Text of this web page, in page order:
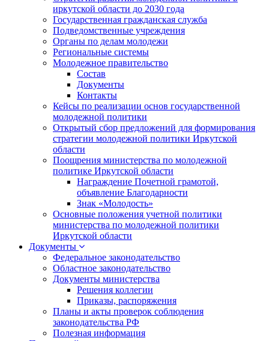
иркутской области до 2030 года
Государственная гражданская служба
Подведомственные учреждения
Органы по делам молодежи
Региональные системы
Молодежное правительство
Состав
Документы
Контакты
Кейсы по реализации основ государственной
молодежной политики
Открытый сбор предложений для формирования
стратегии молодежной политики Иркутской
области
Поощрения министерства по молодежной
политике Иркутской области
Награждение Почетной грамотой,
объявление Благодарности
Знак «Молодость»
Основные положения учетной политики
министерства по молодежной политики
Иркутской области
Документы
Федеральное законодательство
Областное законодательство
Документы министерства
Решения коллегии
Приказы, распоряжения
Планы и акты проверок соблюдения
законодательства РФ
Полезная информация